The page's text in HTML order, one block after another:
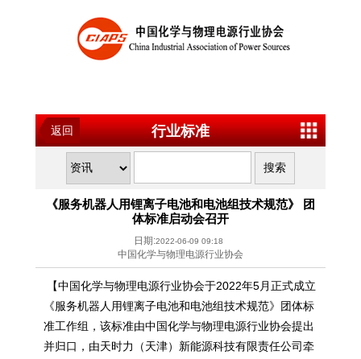
返回 行业标准
《服务机器人用锂离子电池和电池组技术规范》 团
体标准启动会召开
日期:2022-06-09 09:18
中国化学与物理电源行业协会
【中国化学与物理电源行业协会于2022年5月正式成立
《服务机器人用锂离子电池和电池组技术规范》团体标
准工作组，该标准由中国化学与物理电源行业协会提出
并归口，由天时力（天津）新能源科技有限责任公司牵